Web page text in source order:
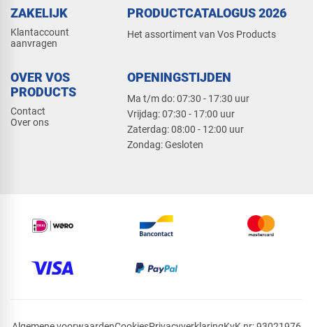
ZAKELIJK
Klantaccount
aanvragen
PRODUCTCATALOGUS 2026
Het assortiment van Vos Products
OVER VOS
PRODUCTS
Contact
Over ons
OPENINGSTIJDEN
Ma t/m do: 07:30 - 17:30 uur
​Vrijdag: 07:30 - 17:00 uur
​Zaterdag: 08:00 - 12:00 uur
​Zondag: Gesloten